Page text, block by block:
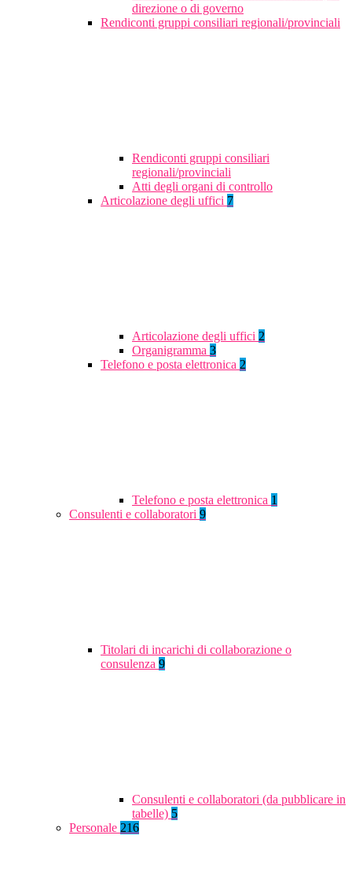
direzione o di governo
Rendiconti gruppi consiliari regionali/provinciali
Rendiconti gruppi consiliari
regionali/provinciali
Atti degli organi di controllo
Articolazione degli uffici 7
Articolazione degli uffici 2
Organigramma 3
Telefono e posta elettronica 2
Telefono e posta elettronica 1
Consulenti e collaboratori 9
Titolari di incarichi di collaborazione o
consulenza 9
Consulenti e collaboratori (da pubblicare in
tabelle) 5
Personale 216